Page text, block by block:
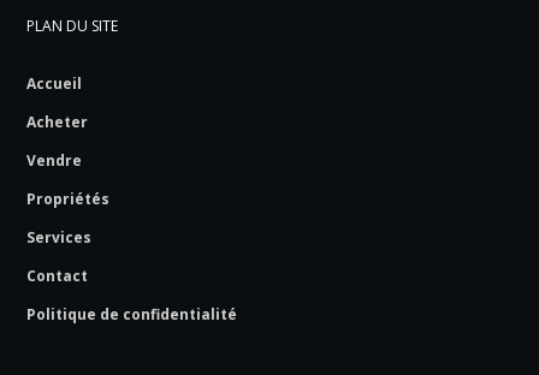
PLAN DU SITE
Accueil
Acheter
Vendre
Propriétés
Services
Contact
Politique de confidentialité